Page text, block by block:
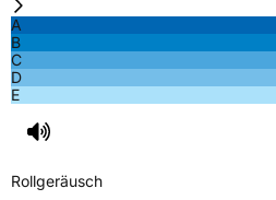
A
B
C
D
E
Rollgeräusch